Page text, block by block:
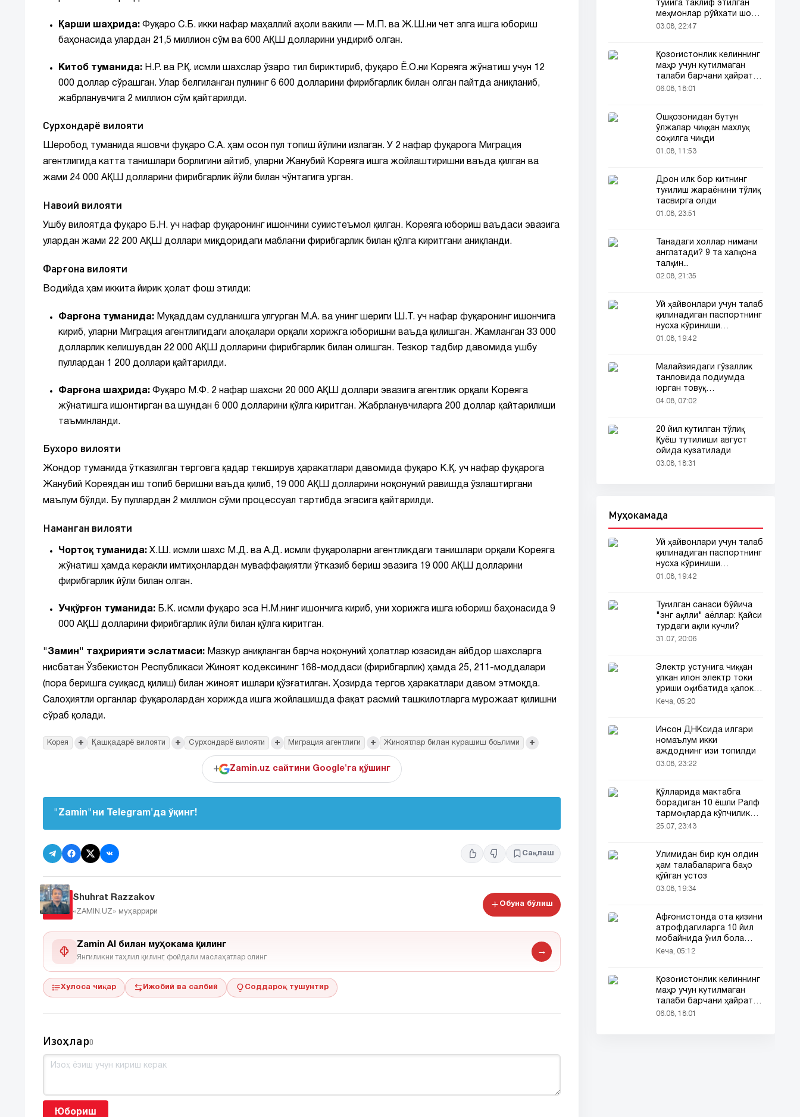
Қарши шаҳрида: Фуқаро С.Б. икки нафар маҳаллий аҳоли вакили — М.П. ва Ж.Ш.ни чет элга ишга юбориш
баҳонасида улардан 21,5 миллион сўм ва 600 АҚШ долларини ундириб олган.
Китоб туманида: Н.Р. ва Р.Қ. исмли шахслар ўзаро тил бириктириб, фуқаро Ё.О.ни Кореяга жўнатиш учун 12
000 доллар сўрашган. Улар белгиланган пулнинг 6 600 долларини фирибгарлик билан олган пайтда аниқланиб,
жабрланувчига 2 миллион сўм қайтарилди.
Сурхондарё вилояти
Шеробод туманида яшовчи фуқаро С.А. ҳам осон пул топиш йўлини излаган. У 2 нафар фуқарога Миграция
агентлигида катта танишлари борлигини айтиб, уларни Жанубий Кореяга ишга жойлаштиришни ваъда қилган ва
жами 24 000 АҚШ долларини фирибгарлик йўли билан чўнтагига урган.
Навоий вилояти
Ушбу вилоятда фуқаро Б.Н. уч нафар фуқаронинг ишончини суиистеъмол қилган. Кореяга юбориш ваъдаси эвазига
улардан жами 22 200 АҚШ доллари миқдоридаги маблағни фирибгарлик билан қўлга киритгани аниқланди.
Фарғона вилояти
Водийда ҳам иккита йирик ҳолат фош этилди:
Фарғона туманида: Муқаддам судланишга улгурган М.А. ва унинг шериги Ш.Т. уч нафар фуқаронинг ишончига
кириб, уларни Миграция агентлигидаги алоқалари орқали хорижга юборишни ваъда қилишган. Жамланган 33 000
долларлик келишувдан 22 000 АҚШ долларини фирибгарлик билан олишган. Тезкор тадбир давомида ушбу
пуллардан 1 200 доллари қайтарилди.
Фарғона шаҳрида: Фуқаро М.Ф. 2 нафар шахсни 20 000 АҚШ доллари эвазига агентлик орқали Кореяга
жўнатишга ишонтирган ва шундан 6 000 долларини қўлга киритган. Жабрланувчиларга 200 доллар қайтарилиши
таъминланди.
Бухоро вилояти
Жондор туманида ўтказилган терговга қадар текширув ҳаракатлари давомида фуқаро К.Қ. уч нафар фуқарога
Жанубий Кореядан иш топиб беришни ваъда қилиб, 19 000 АҚШ долларини ноқонуний равишда ўзлаштиргани
маълум бўлди. Бу пуллардан 2 миллион сўми процессуал тартибда эгасига қайтарилди.
Наманган вилояти
Чортоқ туманида: Х.Ш. исмли шахс М.Д. ва А.Д. исмли фуқароларни агентликдаги танишлари орқали Кореяга
жўнатиш ҳамда керакли имтиҳонлардан муваффақиятли ўтказиб бериш эвазига 19 000 АҚШ долларини
фирибгарлик йўли билан олган.
Учқўрғон туманида: Б.К. исмли фуқаро эса Н.М.нинг ишончига кириб, уни хорижга ишга юбориш баҳонасида 9
000 АҚШ долларини фирибгарлик йўли билан қўлга киритган.
"Замин" таҳририяти эслатмаси: Мазкур аниқланган барча ноқонуний ҳолатлар юзасидан айбдор шахсларга
нисбатан Ўзбекистон Республикаси Жиноят кодексининг 168-моддаси (фирибгарлик) ҳамда 25, 211-моддалари
(пора беришга суиқасд қилиш) билан жиноят ишлари қўзғатилган. Ҳозирда тергов ҳаракатлари давом этмоқда.
Салоҳиятли органлар фуқаролардан хорижда ишга жойлашишда фақат расмий ташкилотларга мурожаат қилишни
сўраб қолади.
Корея + Қашқадарё вилояти + Сурхондарё вилояти + Миграция агентлиги + Жиноятлар билан курашиш боьлими +
+ Zamin.uz сайтини Google'га қўшинг
"Zamin"ни Telegram'да ўқинг!
Сақлаш
Shuhrat Razzakov
«ZAMIN.UZ» муҳаррири
Обуна бўлиш
Zamin AI билан муҳокама қилинг
Янгиликни таҳлил қилинг, фойдали маслаҳатлар олинг
→
Хулоса чиқар Ижобий ва салбий Соддароқ тушунтир
Изоҳлар0
Юбориш
тўйига таклиф этилган
меҳмонлар рўйхати шов-
шувда
03.08, 22:47
Қозоғистонлик келиннинг
маҳр учун кутилмаган
талаби барчани ҳайратга
солди
06.08, 18:01
Ошқозонидан бутун
ўлжалар чиққан махлуқ
соҳилга чиқди
01.08, 11:53
Дрон илк бор китнинг
туғилиш жараёнини тўлиқ
тасвирга олди
01.08, 23:51
Танадаги холлар нимани
англатади? 9 та халқона
талқин...
02.08, 21:35
Уй ҳайвонлари учун талаб
қилинадиган паспортнинг
нусха кўриниши
тармоқларда тарқалди
01.08, 19:42
Малайзиядаги гўзаллик
танловида подиумда
юрган товуқ
томошабинлар
04.08, 07:02
20 йил кутилган тўлиқ
Қуёш тутилиши август
ойида кузатилади
03.08, 18:31
Муҳокамада
Уй ҳайвонлари учун талаб
қилинадиган паспортнинг
нусха кўриниши
тармоқларда тарқалди
01.08, 19:42
Туғилган санаси бўйича
"энг ақлли" аёллар: Қайси
турдаги ақли кучли?
31.07, 20:06
Электр устунига чиққан
улкан илон электр токи
уриши оқибатида ҳалок
бўлди
Кеча, 05:20
Инсон ДНКсида илгари
номаълум икки
аждоднинг изи топилди
03.08, 23:22
Қўлларида мактабга
борадиган 10 ёшли Ралф
тармоқларда кўпчиликни
таъсирлантирди
25.07, 23:43
Ўлимидан бир кун олдин
ҳам талабаларига баҳо
қўйган устоз
03.08, 19:34
Афғонистонда ота қизини
атрофдагиларга 10 йил
мобайнида ўғил бола
сифатида таништирди
Кеча, 05:12
Қозоғистонлик келиннинг
маҳр учун кутилмаган
талаби барчани ҳайратга
солди
06.08, 18:01